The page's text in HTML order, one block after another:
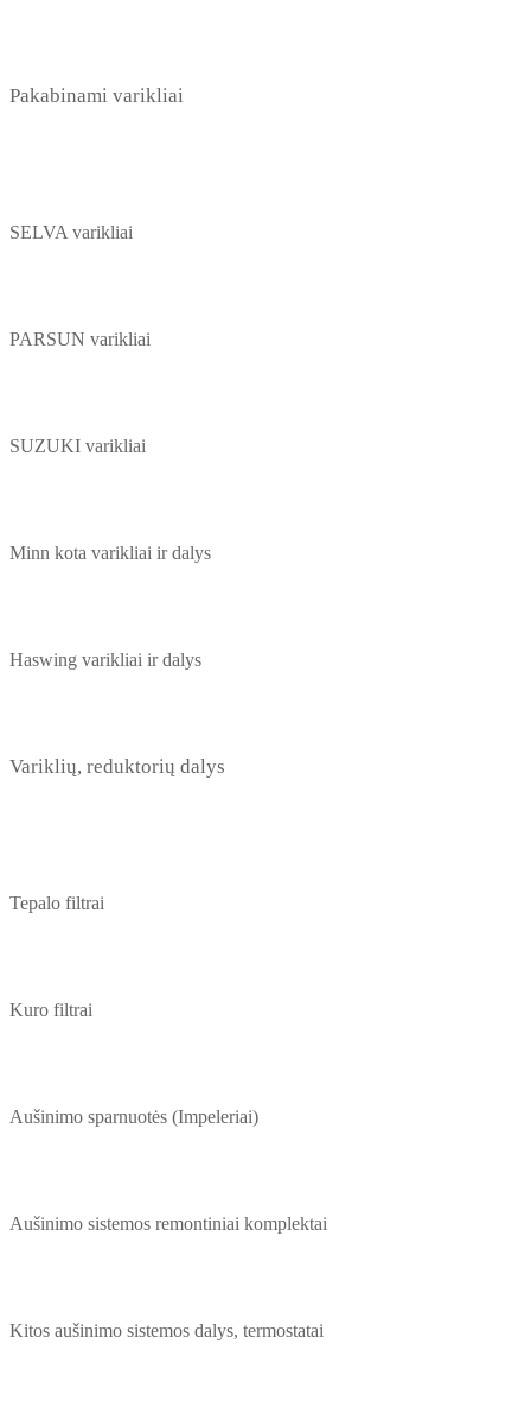
Pakabinami varikliai
SELVA varikliai
PARSUN varikliai
SUZUKI varikliai
Minn kota varikliai ir dalys
Haswing varikliai ir dalys
Variklių, reduktorių dalys
Tepalo filtrai
Kuro filtrai
Aušinimo sparnuotės (Impeleriai)
Aušinimo sistemos remontiniai komplektai
Kitos aušinimo sistemos dalys, termostatai